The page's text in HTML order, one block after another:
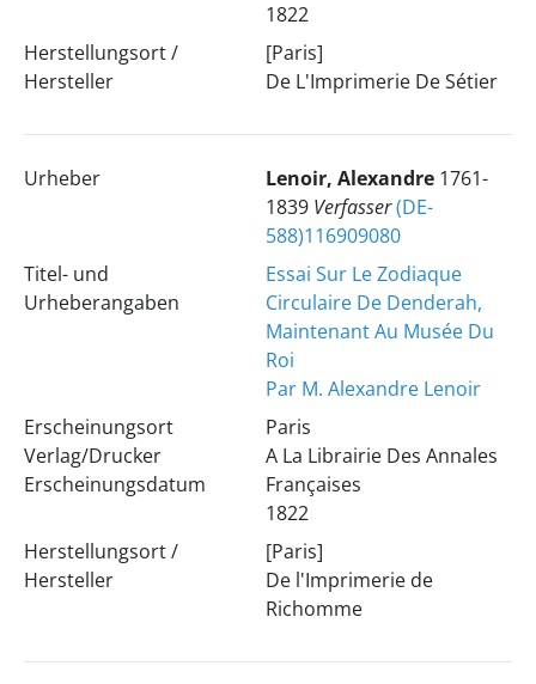
1822
Herstellungsort /
Hersteller
[Paris]
De L'Imprimerie De Sétier
Urheber Lenoir, Alexandre 1761-
1839 Verfasser(DE-
588)116909080
Titel- und
Urheberangaben
Essai Sur Le Zodiaque
Circulaire De Denderah,
Maintenant Au Musée Du
Roi
Par M. Alexandre Lenoir
Erscheinungsort
Verlag/Drucker
Erscheinungsdatum
Paris
A La Librairie Des Annales
Françaises
1822
Herstellungsort /
Hersteller
[Paris]
De l'Imprimerie de
Richomme